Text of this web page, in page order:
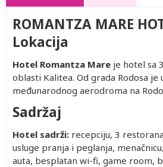
ROMANTZA MARE
Lokacija
Hotel Romantza Mare je hotel sa
oblasti Kalitea. Od grada Rodosa je
međunarodnog aerodroma na
Sadržaj
Hotel sadrži: recepciju, 3
usluge pranja i peglanja,
auta, besplatan wi-fi, game room,